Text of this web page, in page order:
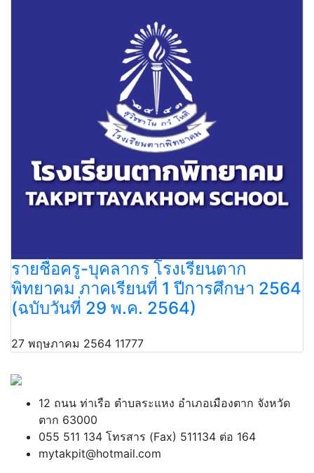
รายชื่อครู-บุคลากร โรงเรียนตาก
พิทยาคม ภาคเรียนที่ 1 ปีการศึกษา 2564
(ฉบับวันที่ 29 พ.ค. 2564)
27 พฤษภาคม 2564 11777
12 ถนน ท่าเรือ ตำบลระแหง อำเภอเมืองตาก จังหวัด
ตาก 63000
055 511 134 โทรสาร (Fax) 511134 ต่อ 164
mytakpit@hotmail.com